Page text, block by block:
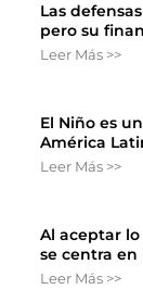
Las
pero su
Leer Más >>
El Niño es
América
Leer Más >>
Al aceptar
se centra
Leer Más >>